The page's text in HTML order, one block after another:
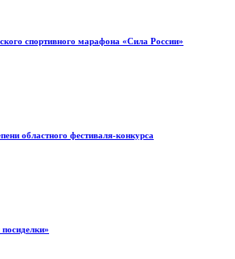
спортивного марафона «Сила России»
областного фестиваля-конкурса